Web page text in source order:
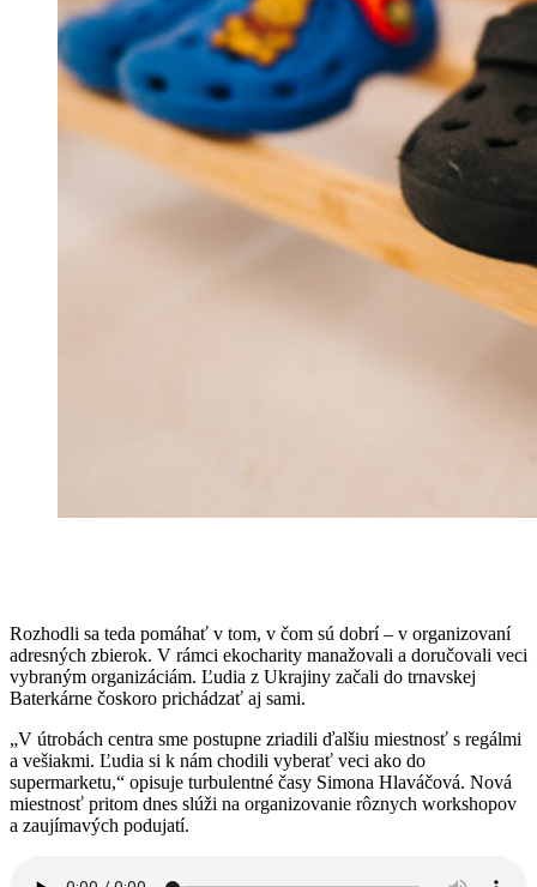
Rozhodli sa teda pomáhať v tom, v čom sú dobrí – v organizovaní
adresných zbierok. V rámci ekocharity manažovali a doručovali veci
vybraným organizáciám. Ľudia z Ukrajiny začali do trnavskej
Baterkárne čoskoro prichádzať aj sami.
„V útrobách centra sme postupne zriadili ďalšiu miestnosť s regálmi
a vešiakmi. Ľudia si k nám chodili vyberať veci ako do
supermarketu,“ opisuje turbulentné časy Simona Hlaváčová. Nová
miestnosť pritom dnes slúži na organizovanie rôznych workshopov
a zaujímavých podujatí.